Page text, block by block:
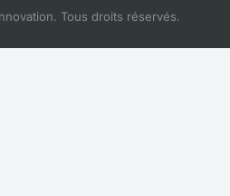
Tous droits réservés.